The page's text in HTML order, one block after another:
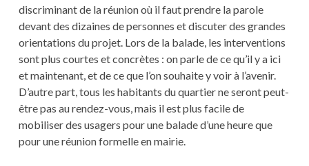
discriminant de la réunion où il faut prendre la parole
devant des dizaines de personnes et discuter des grandes
orientations du projet. Lors de la balade, les interventions
sont plus courtes et concrètes : on parle de ce qu’il y a ici
et maintenant, et de ce que l’on souhaite y voir à l’avenir.
D’autre part, tous les habitants du quartier ne seront peut-
être pas au rendez-vous, mais il est plus facile de
mobiliser des usagers pour une balade d’une heure que
pour une réunion formelle en mairie.